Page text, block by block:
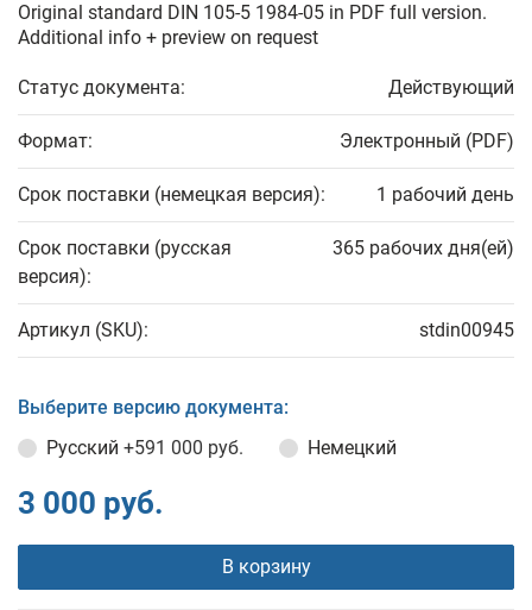
Original standard DIN 105-5 1984-05 in PDF full version.
Additional info + preview on request
Статус документа: Действующий
Формат: Электронный (PDF)
Срок поставки (немецкая версия): 1 рабочий день
Срок поставки (русская
версия):
365 рабочих дня(ей)
Артикул (SKU): stdin00945
Выберите версию документа:
Русский +591 000 руб. Немецкий
3 000 руб.
В корзину